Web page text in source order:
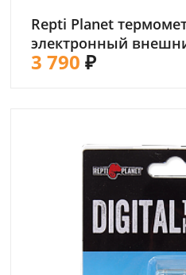
Repti Planet
электронный
3 790 ₽